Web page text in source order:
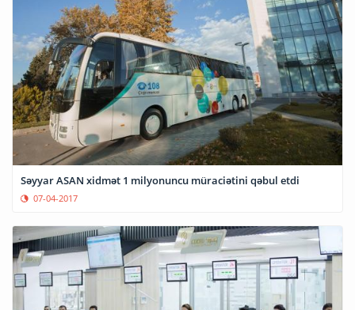
Səyyar ASAN xidmət 1 milyonuncu müraciətini qəbul etdi
07-04-2017